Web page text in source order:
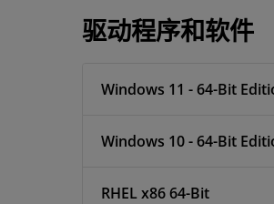
驱动程序和软件
Windows 11 - 64-Bit
Windows 10 - 64-Bit
RHEL x86 64-Bit